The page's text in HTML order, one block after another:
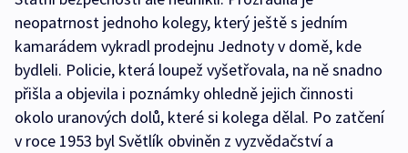
neopatrnost jednoho kolegy, který ještě s jedním
kamarádem vykradl prodejnu Jednoty v domě, kde
bydleli. Policie, která loupež vyšetřovala, na ně snadno
přišla a objevila i poznámky ohledně jejich činnosti
okolo uranových dolů, které si kolega dělal. Po zatčení
v roce 1953 byl Světlík obviněn z vyzvědačství a